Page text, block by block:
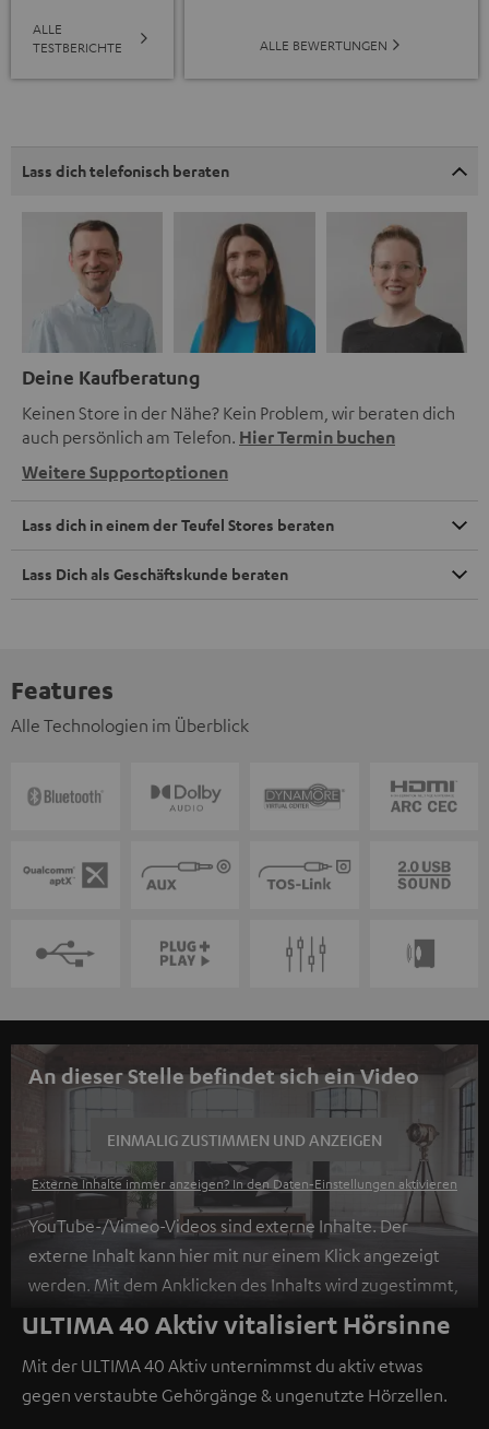
ALLE
TESTBERICHTE
ALLE BEWERTUNGEN
Lass dich telefonisch beraten
Deine Kaufberatung
Keinen Store in der Nähe? Kein Problem, wir beraten dich
auch persönlich am Telefon. Hier Termin buchen
Weitere Supportoptionen
Lass dich in einem der Teufel Stores beraten
Lass Dich als Geschäftskunde beraten
Features
Alle Technologien im Überblick
An dieser Stelle befindet sich ein Video
EINMALIG ZUSTIMMEN UND ANZEIGEN
Externe Inhalte immer anzeigen? In den Daten‑Einstellungen aktivieren
YouTube-/Vimeo-Videos sind externe Inhalte. Der
externe Inhalt kann hier mit nur einem Klick angezeigt
werden. Mit dem Anklicken des Inhalts wird zugestimmt,
dass externe Inhalte angezeigt werden. Dabei können
übermittelt werden.Weitere Informationen sind in der
Datenschutzerklärung unter I zu finden.
ULTIMA 40 Aktiv vitalisiert Hörsinne
Mit der ULTIMA 40 Aktiv unternimmst du aktiv etwas
gegen verstaubte Gehörgänge & ungenutzte Hörzellen.